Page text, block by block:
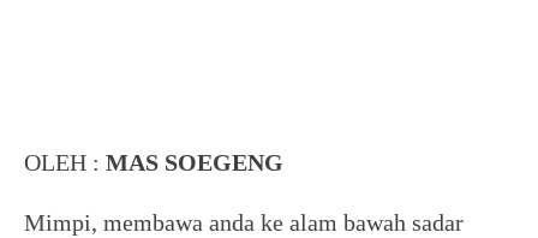
OLEH : MAS SOEGENG
Mimpi, membawa anda ke alam bawah sadar